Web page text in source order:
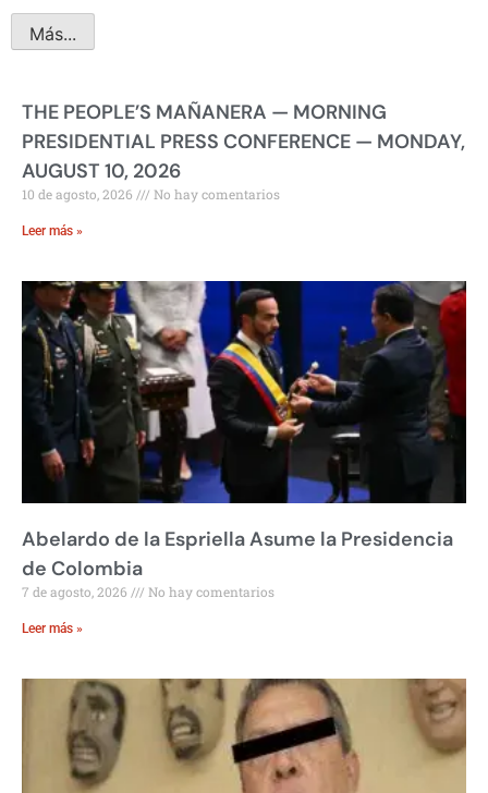
Más...
THE PEOPLE’S MAÑANERA — MORNING
PRESIDENTIAL PRESS CONFERENCE — MONDAY,
AUGUST 10, 2026
10 de agosto, 2026 No hay comentarios
Leer más »
Abelardo de la Espriella Asume la Presidencia
de Colombia
7 de agosto, 2026 No hay comentarios
Leer más »